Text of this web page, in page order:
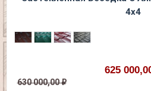
4х4
625
630 000,00 ₽